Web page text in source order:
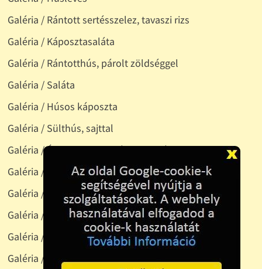
Galéria / Rántott sertésszelez, tavaszi rizs
Galéria / Káposztasaláta
Galéria / Rántotthús, párolt zöldséggel
Galéria / Saláta
Galéria / Húsos káposzta
Galéria / Sülthús, sajttal
Galéria / Édesburgonya pácokt sertésszelet
Galéria / Torta rendelésre
Galéria / Kolbászos tojásrántotta
Galéria / Párolt husi, paprikás szafttal
Galéria / Párolt zöldség köret
Galéria / Gulyás, tarhonyával